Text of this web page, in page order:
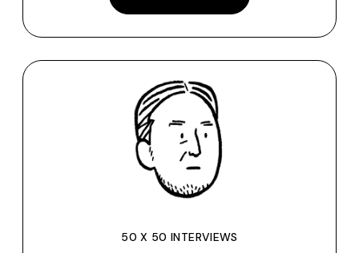
50 X 50 INTERVIEWS